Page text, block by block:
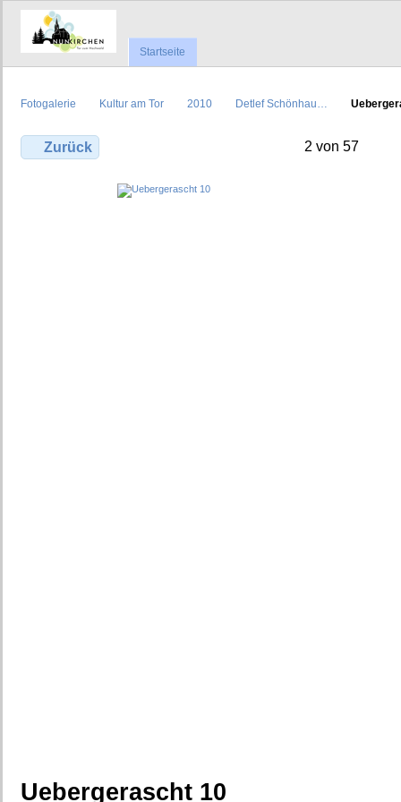
Startseite
Fotogalerie Kultur am Tor 2010 Detlef Schönhau…
Zurück 2 von 57
Uebergerascht 10